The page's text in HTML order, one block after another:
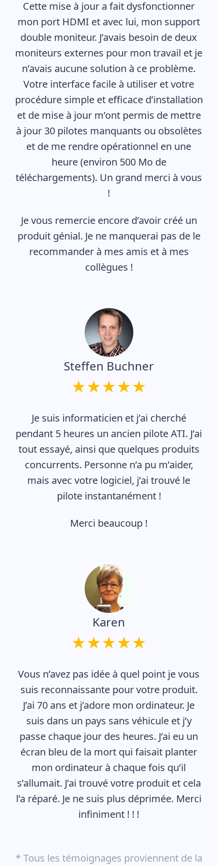
Cette mise à jour a fait dysfonctionner
mon port HDMI et avec lui, mon support
double moniteur. J’avais besoin de deux
moniteurs externes pour mon travail et je
n’avais aucune solution à ce problème.
Votre interface facile à utiliser et votre
procédure simple et efficace d’installation
et de mise à jour m’ont permis de mettre
à jour 30 pilotes manquants ou obsolètes
et de me rendre opérationnel en une
heure (environ 500 Mo de
téléchargements). Un grand merci à vous
!
Je vous remercie encore d’avoir créé un
produit génial. Je ne manquerai pas de le
recommander à mes amis et à mes
collègues !
Steffen Buchner
Je suis informaticien et j’ai cherché
pendant 5 heures un ancien pilote ATI. J’ai
tout essayé, ainsi que quelques produits
concurrents. Personne n’a pu m’aider,
mais avec votre logiciel, j’ai trouvé le
pilote instantanément !
Merci beaucoup !
Karen
Vous n’avez pas idée à quel point je vous
suis reconnaissante pour votre produit.
J’ai 70 ans et j’adore mon ordinateur. Je
suis dans un pays sans véhicule et j’y
passe chaque jour des heures. J’ai eu un
écran bleu de la mort qui faisait planter
mon ordinateur à chaque fois qu’il
s’allumait. J’ai trouvé votre produit et cela
l’a réparé. Je ne suis plus déprimée. Merci
infiniment ! ! !
* Tous les témoignages proviennent de la